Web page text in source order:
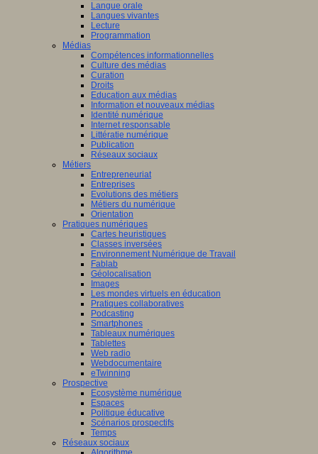
Langue orale
Langues vivantes
Lecture
Programmation
Médias
Compétences informationnelles
Culture des médias
Curation
Droits
Education aux médias
Information et nouveaux médias
Identité numérique
Internet responsable
Littératie numérique
Publication
Réseaux sociaux
Métiers
Entrepreneuriat
Entreprises
Evolutions des métiers
Métiers du numérique
Orientation
Pratiques numériques
Cartes heuristiques
Classes inversées
Environnement Numérique de Travail
Fablab
Géolocalisation
Images
Les mondes virtuels en éducation
Pratiques collaboratives
Podcasting
Smartphones
Tableaux numériques
Tablettes
Web radio
Webdocumentaire
eTwinning
Prospective
Ecosystème numérique
Espaces
Politique éducative
Scénarios prospectifs
Temps
Réseaux sociaux